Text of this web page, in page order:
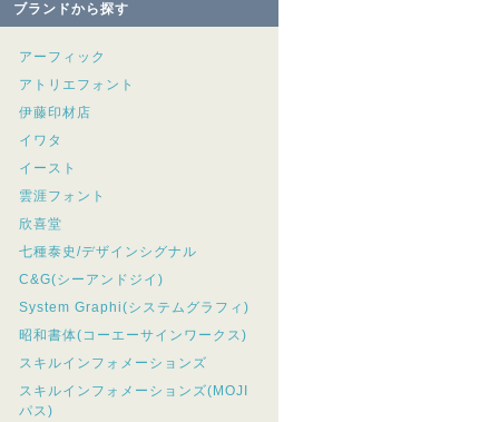
ブランドから探す
アーフィック
アトリエフォント
伊藤印材店
イワタ
イースト
雲涯フォント
欣喜堂
七種泰史/デザインシグナル
C&G(シーアンドジイ)
System Graphi(システムグラフィ)
昭和書体(コーエーサインワークス)
スキルインフォメーションズ
スキルインフォメーションズ(MOJI
パス)